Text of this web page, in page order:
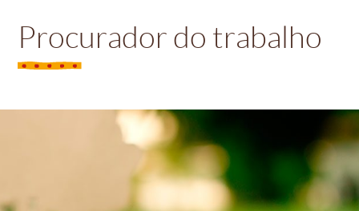
Procurador do trabalho